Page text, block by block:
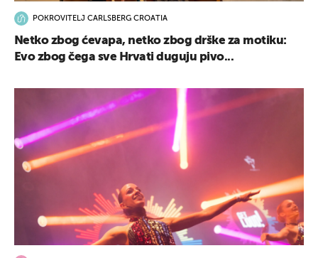
POKROVITELJ CARLSBERG CROATIA
Netko zbog ćevapa, netko zbog drške za motiku:
Evo zbog čega sve Hrvati duguju pivo...